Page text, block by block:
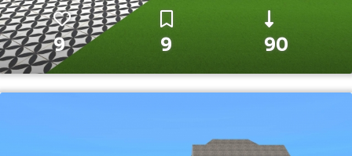
9 9 90